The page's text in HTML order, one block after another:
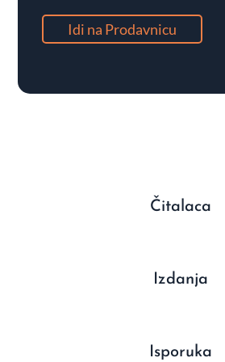
Idi na Prodavnicu
Čitalaca
Izdanja
Isporuka